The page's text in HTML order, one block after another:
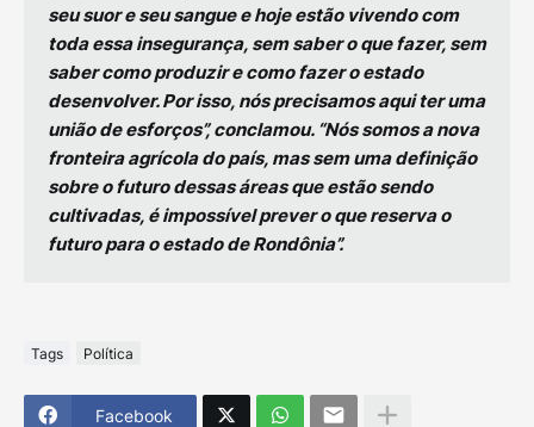
seu suor e seu sangue e hoje estão vivendo com
toda essa insegurança, sem saber o que fazer, sem
saber como produzir e como fazer o estado
desenvolver. Por isso, nós precisamos aqui ter uma
união de esforços”, conclamou. “Nós somos a nova
fronteira agrícola do país, mas sem uma definição
sobre o futuro dessas áreas que estão sendo
cultivadas, é impossível prever o que reserva o
futuro para o estado de Rondônia”.
Tags Política
Facebook